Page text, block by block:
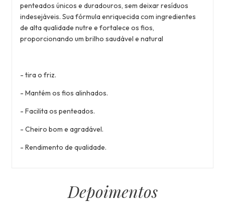
penteados únicos e duradouros, sem deixar resíduos
indesejáveis. Sua fórmula enriquecida com ingredientes
de alta qualidade nutre e fortalece os fios,
proporcionando um brilho saudável e natural
- tira o friz.
- Mantém os fios alinhados.
- Facilita os penteados.
- Cheiro bom e agradável.
- Rendimento de qualidade.
Depoimentos